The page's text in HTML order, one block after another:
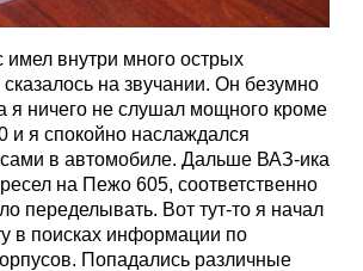
имел внутри много острых
на звучании. Он безумно
я ничего не слушал мощного кроме
и я спокойно наслаждался
в автомобиле. Дальше ВАЗ-ика
на Пежо 605, соответственно
переделывать. Вот тут-то я начал
в поисках информации по
Попадались различные